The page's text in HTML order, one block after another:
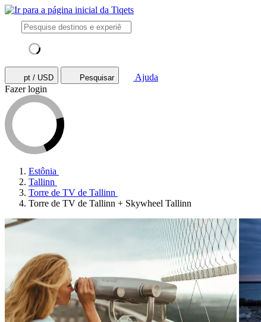
pt / USD Pesquisar
Ajuda
Fazer login
Estônia
Tallinn
Torre de TV de Tallinn
Torre de TV de Tallinn + Skywheel Tallinn